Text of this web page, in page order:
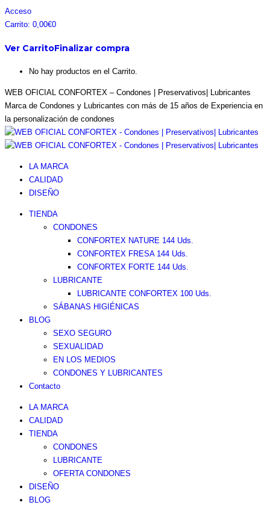
Saltar
al
Facebook
page
in
Instagram
page
in
Pinterest
page
in
Twitter
page
in
Acceso
Carrito: 0,00€0
Ver CarritoFinalizar compra
No hay productos en el Carrito.
WEB OFICIAL CONFORTEX – Condones | Preservativos| Lubricantes
Marca de Condones y Lubricantes con más de 15 años de Experiencia en
la personalización de condones
LA MARCA
CALIDAD
DISEÑO
TIENDA
CONDONES
CONFORTEX NATURE 144 Uds.
CONFORTEX FRESA 144 Uds.
CONFORTEX FORTE 144 Uds.
LUBRICANTE
LUBRICANTE CONFORTEX 100 Uds.
SÁBANAS HIGIÉNICAS
BLOG
SEXO SEGURO
SEXUALIDAD
EN LOS MEDIOS
CONDONES Y LUBRICANTES
Contacto
LA MARCA
CALIDAD
TIENDA
CONDONES
LUBRICANTE
OFERTA CONDONES
DISEÑO
BLOG